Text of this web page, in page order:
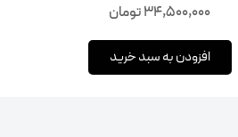
34,500,000تومان
افزودن به سبد خرید